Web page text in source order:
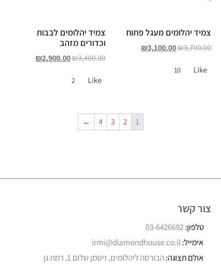
צמיד יהלומים מעגל פתוח
₪3,700.00
₪3,100.00
Like
10
צמיד יהלומים לבבות
וכדורים מזהב
₪3,400.00
₪2,900.00
Like
2
1
2
3
4
←
צור קשר
טלפון:03-6426692
אימייל:irmi@diamondhouse.co.il
אולם תצוגה: הבורסה ליהלומים, זיסמן שלום 1, רמת גן